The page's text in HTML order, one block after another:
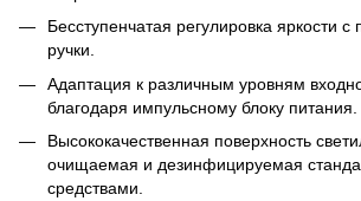
Бесступенчатая регулировка яркости
ручки.
Адаптация к различным уровням
благодаря импульсному блоку питания.
Высококачественная поверхность
очищаемая и дезинфицируемая
средствами.